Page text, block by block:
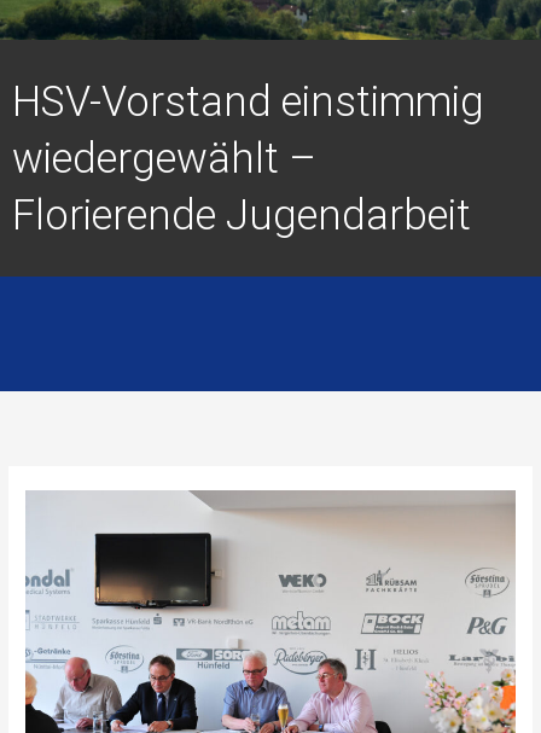
HSV-Vorstand einstimmig
wiedergewählt –
Florierende Jugendarbeit